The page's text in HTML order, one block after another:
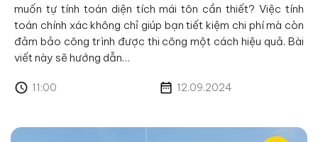
muốn tự tính toán diện tích mái tôn cần thiết? Việc tính
toán chính xác không chỉ giúp bạn tiết kiệm chi phí mà còn
đảm bảo công trình được thi công một cách hiệu quả. Bài
viết này sẽ hướng dẫn…
11:00 12.09.2024